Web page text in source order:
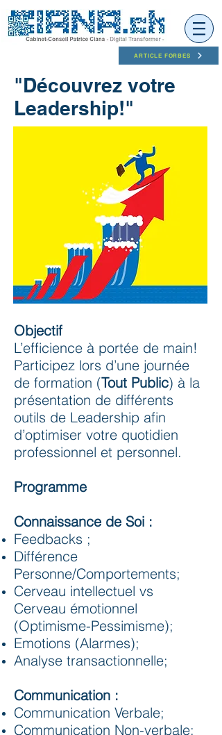
ARTICLE FORBES
"Découvrez votre
Leadership!"
Objectif
L’efficience à portée de main!
Participez lors d’une journée
de formation (Tout Public) à la
présentation de différents
outils de Leadership afin
d’optimiser votre quotidien
professionnel et personnel.
Programme
Connaissance de Soi :
Feedbacks ;
Différence
Personne/Comportements;
Cerveau intellectuel vs
Cerveau émotionnel
(Optimisme-Pessimisme);
Emotions (Alarmes);
Analyse transactionnelle;
Communication :
Communication Verbale;
Communication Non-verbale;